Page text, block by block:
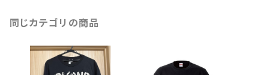
同じカテゴリの商品